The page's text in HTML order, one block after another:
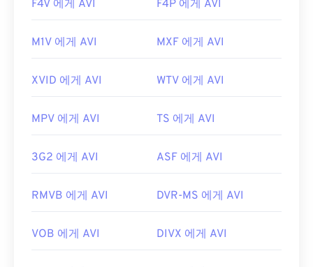
F4V 에게 AVI F4P 에게 AVI
M1V 에게 AVI MXF 에게 AVI
XVID 에게 AVI WTV 에게 AVI
MPV 에게 AVI TS 에게 AVI
3G2 에게 AVI ASF 에게 AVI
RMVB 에게 AVI DVR-MS 에게 AVI
VOB 에게 AVI DIVX 에게 AVI